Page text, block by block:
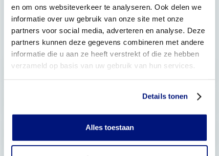
en om ons websiteverkeer te analyseren. Ook delen we
informatie over uw gebruik van onze site met onze
partners voor social media, adverteren en analyse. Deze
partners kunnen deze gegevens combineren met andere
informatie die u aan ze heeft verstrekt of die ze hebben
verzameld op basis van uw gebruik van hun services.
Details tonen
Alles toestaan
Hoe lang duurt het voordat mijn steunzolen klaar
zijn?
Gerelateerde categorieen
Steunzolen
Veiligheidsschoenen - werknemer